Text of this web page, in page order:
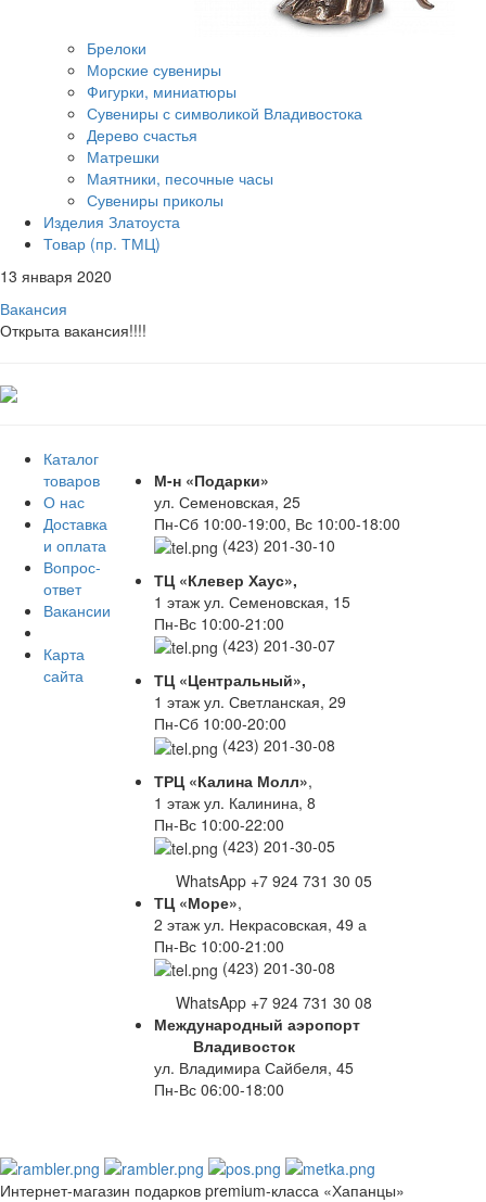
Брелоки
Морские сувениры
Фигурки, миниатюры
Сувениры с символикой Владивостока
Дерево счастья
Матрешки
Маятники, песочные часы
Сувениры приколы
Изделия Златоуста
Товар (пр. ТМЦ)
13 января 2020
Вакансия
Открыта вакансия!!!!
Каталог
товаров
О нас
Доставка
и оплата
Вопрос-
ответ
Вакансии
Карта
сайта
М-н «Подарки»
ул. Семеновская, 25
Пн-Сб 10:00-19:00, Вс 10:00-18:00
(423) 201-30-10
ТЦ «Клевер Хаус»,
1 этаж ул. Семеновская, 15
Пн-Вс 10:00-21:00
(423) 201-30-07
ТЦ «Центральный»,
1 этаж ул. Светланская, 29
Пн-Сб 10:00-20:00
(423) 201-30-08
ТРЦ «Калина Молл»,
1 этаж ул. Калинина, 8
Пн-Вс 10:00-22:00
(423) 201-30-05
WhatsApp +7 924 731 30 05
ТЦ «Море»,
2 этаж ул. Некрасовская, 49 а
Пн-Вс 10:00-21:00
(423) 201-30-08
WhatsApp +7 924 731 30 08
Международный аэропорт
Владивосток
ул. Владимира Сайбеля, 45
Пн-Вс 06:00-18:00
Интернет-магазин подарков premium-класса «Хапанцы»